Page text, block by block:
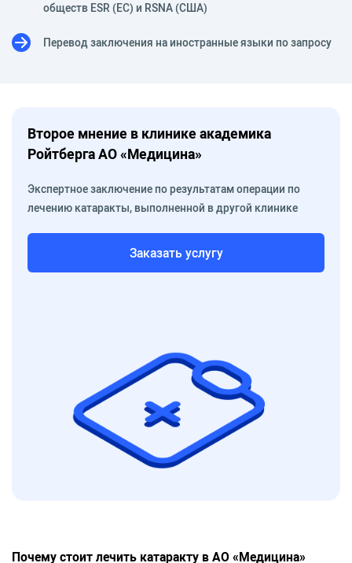
обществ ESR (ЕС) и RSNA (США)
Перевод заключения на иностранные языки по запросу
Второе мнение в клинике академика
Ройтберга АО «Медицина»
Экспертное заключение по результатам операции по
лечению катаракты, выполненной в другой клинике
Заказать услугу
Почему стоит лечить катаракту в АО «Медицина»